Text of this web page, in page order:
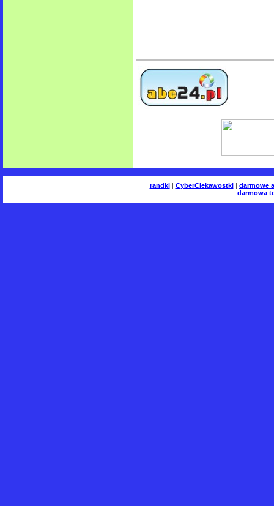
randki| CyberCiekawostki| darmowe
darmowa